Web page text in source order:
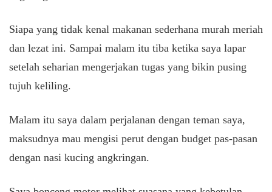
Siapa yang tidak kenal makanan sederhana murah meriah
dan lezat ini. Sampai malam itu tiba ketika saya lapar
setelah seharian mengerjakan tugas yang bikin pusing
tujuh keliling.
Malam itu saya dalam perjalanan dengan teman saya,
maksudnya mau mengisi perut dengan budget pas-pasan
dengan nasi kucing angkringan.